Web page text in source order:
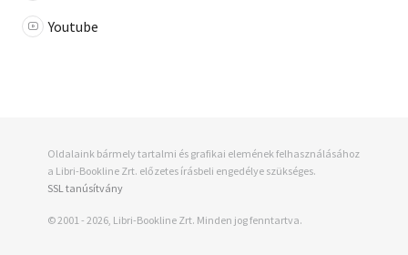
Youtube
Oldalaink bármely tartalmi és grafikai elemének felhasználásához
a Libri-Bookline Zrt. előzetes írásbeli engedélye szükséges.
SSL tanúsítvány
© 2001 - 2026, Libri-Bookline Zrt. Minden jog fenntartva.